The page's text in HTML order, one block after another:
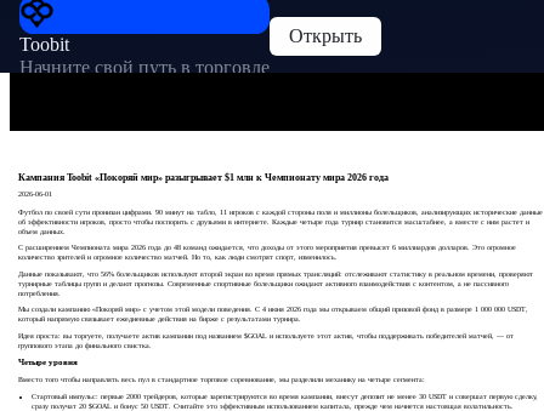
Toobit
Начните свой путь в торговле
Открыть
Кампания Toobit «Покоряй мир» разыгрывает $1 млн к Чемпионату мира 2026 года
2026-06-01
Футбол по своей сути пронизан цифрами. 90 минут на табло, 11 игроков с каждой стороны поля и миллионы болельщиков, анализирующих исторические данные
об эффективности игроков, просто чтобы поспорить с друзьями в интернете. Каждые четыре года турнир становится масштабнее, а вместе с ним растет и
объем данных.
С расширением Чемпионата мира 2026 года до 48 команд ожидается, что доходы от этого мероприятия превысят 6 миллиардов долларов. Это огромное
количество зрителей и огромное количество матчей. Но то, как люди смотрят спорт, изменилось.
Данные показывают, что 56% болельщиков используют второй экран во время прямых трансляций: отслеживают статистику в реальном времени, проверяют
турнирные таблицы групп и делают прогнозы. Современные спортивные болельщики ожидают активного взаимодействия с контентом, а не пассивного
потребления.
Мы создали кампанию «Покоряй мир» с учетом этой модели поведения. С 4 июня 2026 года мы открываем общий призовой фонд в размере 1 000 000 USDT,
который напрямую связывает ежедневные действия на бирже с результатами турнира.
Идея проста: вы торгуете, получаете актив кампании под названием $GOAL и используете этот актив, чтобы поддерживать победителей матчей, — от
группового этапа до финального свистка.
Четыре уровня
Вместо того чтобы направлять весь пул в стандартное торговое соревнование, мы разделили механику на четыре сегмента:
Стартовый импульс: первые 2000 трейдеров, которые зарегистрируются во время кампании, внесут депозит не менее 30 USDT и совершат первую сделку,
сразу получат 20 $GOAL и бонус 50 USDT. Считайте это эффективным использованием капитала, прежде чем начнется настоящая волатильность.